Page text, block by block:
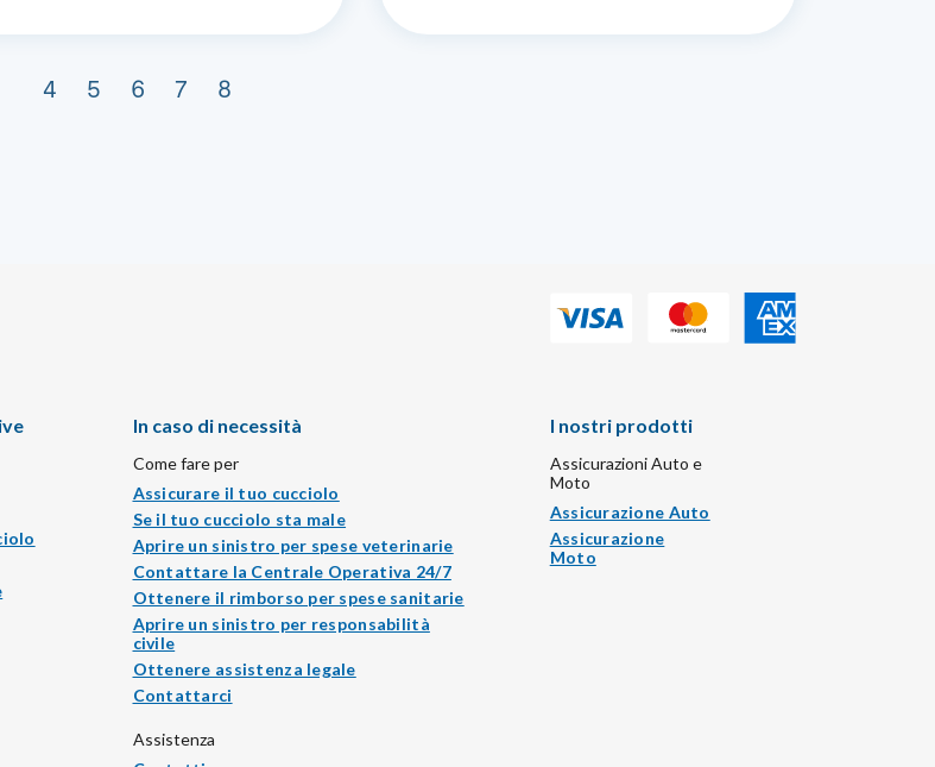
4 5 6 7 8
In caso di necessità
Come fare per
Assicurare il tuo cucciolo
Se il tuo cucciolo sta male
Aprire un sinistro per spese veterinarie
Contattare la Centrale Operativa 24/7
Ottenere il rimborso per spese sanitarie
Aprire un sinistro per responsabilità
civile
Ottenere assistenza legale
Contattarci
Assistenza
I nostri prodotti
Assicurazioni Auto e
Moto
Assicurazione Auto
Assicurazione
Moto